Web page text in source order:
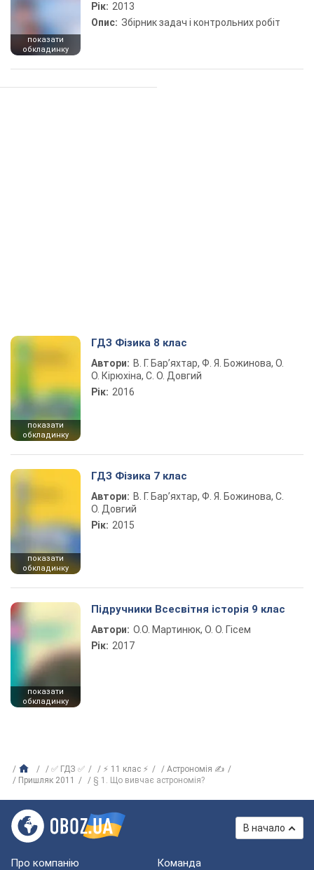
показати
обкладинку
Рік: 2013
Опис: Збірник задач і контрольних робіт
показати
обкладинку
ГДЗ Фізика 8 клас
Автори: В. Г. Бар’яхтар, Ф. Я. Божинова, О.
О. Кірюхіна, С. О. Довгий
Рік: 2016
показати
обкладинку
ГДЗ Фізика 7 клас
Автори: В. Г. Бар’яхтар, Ф. Я. Божинова, С.
О. Довгий
Рік: 2015
показати
обкладинку
Підручники Всесвітня історія 9 клас
Автори: О.О. Мартинюк, О. О. Гісем
Рік: 2017
✅ ГДЗ ✅ ⚡ 11 клас ⚡
Астрономія ✍
Пришляк 2011
§ 1. Що вивчає астрономія?
В начало
Про компанію Команда